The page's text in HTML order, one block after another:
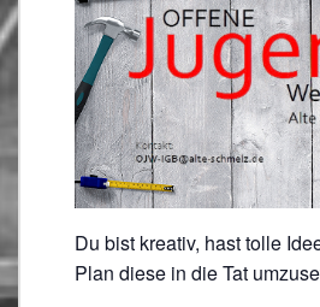
Du bist kreativ, hast tolle
Plan diese in die Tat